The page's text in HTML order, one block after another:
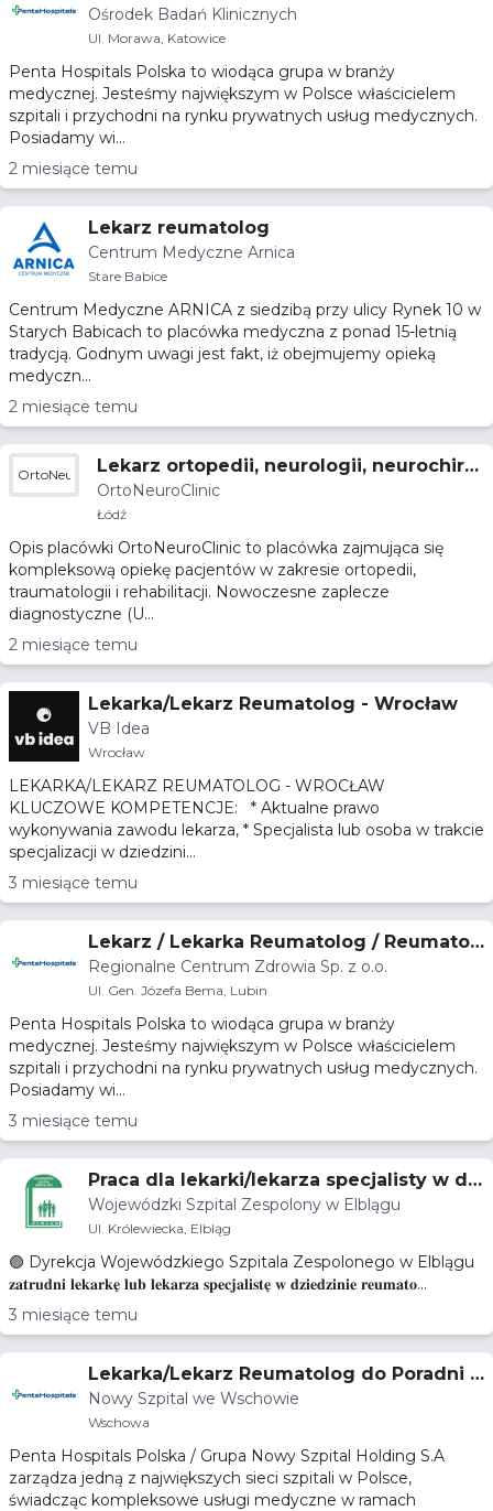
ze Głównego Badacza lub Współbadacza
Ośrodek Badań Klinicznych
Ul. Morawa, Katowice
Penta Hospitals Polska to wiodąca grupa w branży
medycznej. Jesteśmy największym w Polsce właścicielem
szpitali i przychodni na rynku prywatnych usług medycznych.
Posiadamy wi...
2 miesiące temu
Lekarz reumatolog
Centrum Medyczne Arnica
Stare Babice
Centrum Medyczne ARNICA z siedzibą przy ulicy Rynek 10 w
Starych Babicach to placówka medyczna z ponad 15-letnią
tradycją. Godnym uwagi jest fakt, iż obejmujemy opieką
medyczn...
2 miesiące temu
OrtoNeuroClinicLekarz ortopedii, neurologii, neurochirur
gii, oraz reumatologii
OrtoNeuroClinic
Łódź
Opis placówki OrtoNeuroClinic to placówka zajmująca się
kompleksową opiekę pacjentów w zakresie ortopedii,
traumatologii i rehabilitacji. Nowoczesne zaplecze
diagnostyczne (U...
2 miesiące temu
Lekarka/Lekarz Reumatolog - Wrocław
VB Idea
Wrocław
LEKARKA/LEKARZ REUMATOLOG - WROCŁAW
KLUCZOWE KOMPETENCJE: * Aktualne prawo
wykonywania zawodu lekarza, * Specjalista lub osoba w trakcie
specjalizacji w dziedzini...
3 miesiące temu
Lekarz / Lekarka Reumatolog / Reumatol
ożka– Poradnia Specjalistyczna
Regionalne Centrum Zdrowia Sp. z o.o.
Ul. Gen. Józefa Bema, Lubin
Penta Hospitals Polska to wiodąca grupa w branży
medycznej. Jesteśmy największym w Polsce właścicielem
szpitali i przychodni na rynku prywatnych usług medycznych.
Posiadamy wi...
3 miesiące temu
Praca dla lekarki/lekarza specjalisty w dzi
edzinie reumatologii
Wojewódzki Szpital Zespolony w Elblągu
Ul. Królewiecka, Elbląg
🟢 Dyrekcja Wojewódzkiego Szpitala Zespolonego w Elblągu
𝐳𝐚𝐭𝐫𝐮𝐝𝐧𝐢 𝐥𝐞𝐤𝐚𝐫𝐤𝐞̨ 𝐥𝐮𝐛 𝐥𝐞𝐤𝐚𝐫𝐳𝐚 𝐬𝐩𝐞𝐜𝐣𝐚𝐥𝐢𝐬𝐭𝐞̨ 𝐰 𝐝𝐳𝐢𝐞𝐝𝐳𝐢𝐧𝐢𝐞 𝐫𝐞𝐮𝐦𝐚𝐭𝐨...
3 miesiące temu
Lekarka/Lekarz Reumatolog do Poradni R
eumatologicznej
Nowy Szpital we Wschowie
Wschowa
Penta Hospitals Polska / Grupa Nowy Szpital Holding S.A
zarządza jedną z największych sieci szpitali w Polsce,
świadcząc kompleksowe usługi medyczne w ramach